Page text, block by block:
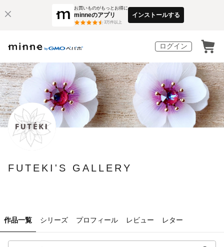
お買いものがもっとお得に
minneのアプリ
3万件以上
インストールする
ログイン
FUTEKI'S GALLERY
作品一覧 シリーズ プロフィール レビュー レター